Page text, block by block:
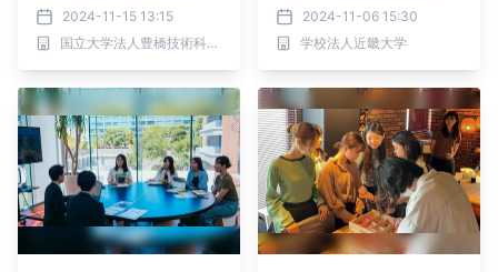
いて、 ファームシップは
新たに豊橋技科大を共同研
究先として加え、 さらな
2024-11-15 13:15
国立大学法人豊橋技術科学大学
プログラムの実施や単位互
換を視野に連携を強化
2024-11-06 15:30
学校法人近畿大学